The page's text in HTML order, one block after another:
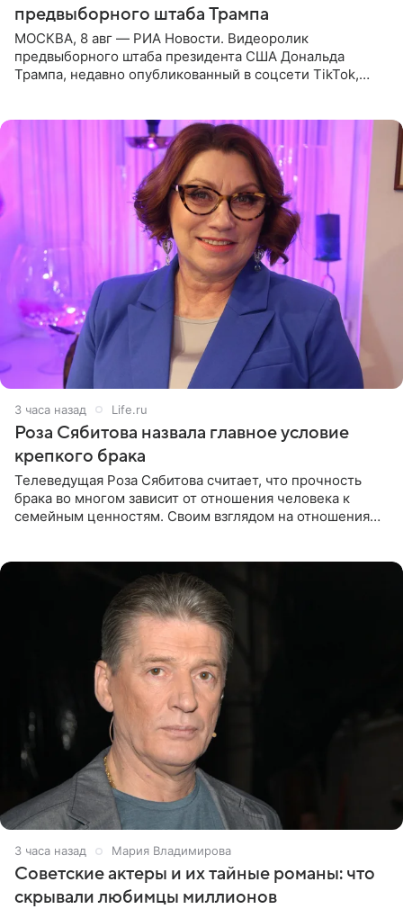
предвыборного штаба Трампа
МОСКВА, 8 авг — РИА Новости. Видеоролик
предвыборного штаба президента США Дональда
Трампа, недавно опубликованный в соцсети TikTok,
3 часа назад Life.ru
Роза Сябитова назвала главное условие
крепкого брака
Телеведущая Роза Сябитова считает, что прочность
брака во многом зависит от отношения человека к
семейным ценностям. Своим взглядом на отношения
3 часа назад Мария Владимирова
Советские актеры и их тайные романы: что
скрывали любимцы миллионов